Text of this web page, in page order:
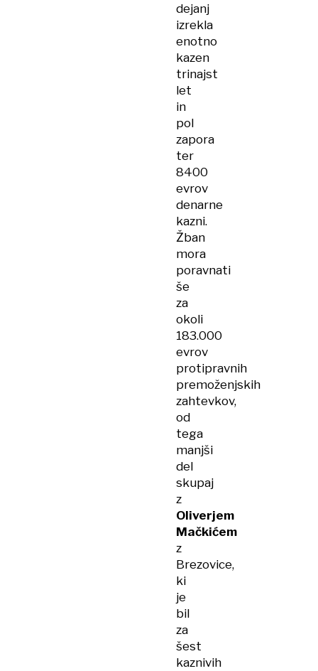
dejanj
izrekla
enotno
kazen
trinajst
let
in
pol
zapora
ter
8400
evrov
denarne
kazni.
Žban
mora
poravnati
še
za
okoli
183.000
evrov
protipravnih
premoženjskih
zahtevkov,
od
tega
manjši
del
skupaj
z
Oliverjem
Mačkićem
z
Brezovice,
ki
je
bil
za
šest
kaznivih